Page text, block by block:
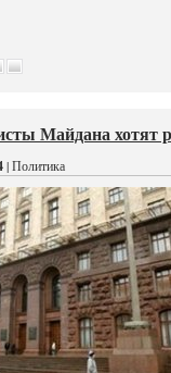
Майдана хотят
| Политика